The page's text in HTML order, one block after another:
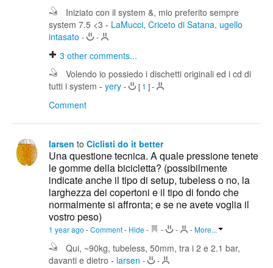
Iniziato con il system &, mio preferito sempre
system 7.5 <3 - LaMucci, Criceto di Satana, ugello
intasato - -
3 other comments...
Volendo io possiedo i dischetti originali ed i cd di
tutti i system - yery - [ 1 ]-
Comment
larsen to Ciclisti do it better
Una questione tecnica. A quale pressione tenete
le gomme della bicicletta? (possibilmente
indicate anche il tipo di setup, tubeless o no, la
larghezza dei copertoni e il tipo di fondo che
normalmente si affronta; e se ne avete voglia il
vostro peso)
1 year ago -Comment- Hide - - - -More...
Qui, ~90kg, tubeless, 50mm, tra i 2 e 2.1 bar,
davanti e dietro - larsen - -